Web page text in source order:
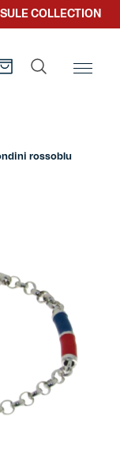
COLLECTION
rossoblu